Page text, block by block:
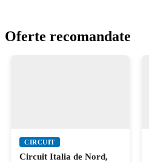
Oferte recomandate
CIRCUIT
Circuit Italia de Nord,